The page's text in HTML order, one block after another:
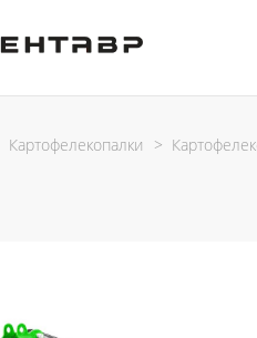
Картофелекопалки >